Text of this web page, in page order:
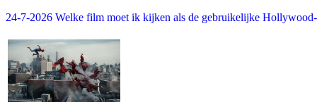
24-7-2026 Welke film moet ik kijken als de gebruikelijke